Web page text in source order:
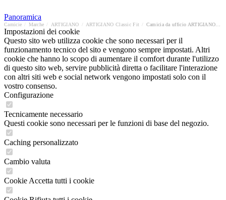
Panoramica
Camicie Marche ARTIGIANO ARTIGIANO Classic Fit
Impostazioni dei cookie
Questo sito web utilizza cookie che sono necessari per il
funzionamento tecnico del sito e vengono sempre impostati. Altri
cookie che hanno lo scopo di aumentare il comfort durante l'utilizzo
di questo sito web, servire pubblicità diretta o facilitare l'interazione
con altri siti web e social network vengono impostati solo con il
vostro consenso.
Configurazione
Tecnicamente necessario
Questi cookie sono necessari per le funzioni di base del negozio.
Caching personalizzato
Cambio valuta
Cookie Accetta tutti i cookie